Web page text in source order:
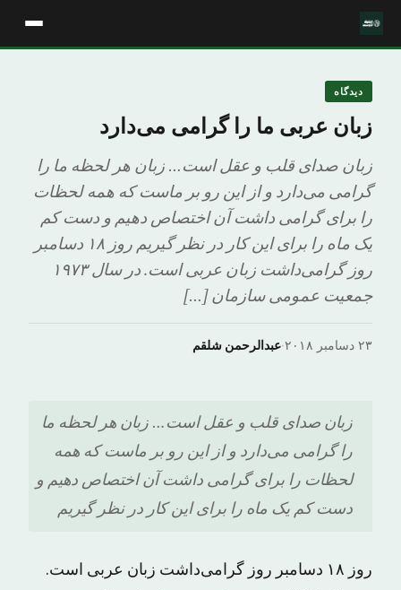
دیدگاه
زبان عربی ما را گرامی می‌دارد
زبان صدای قلب و عقل است… زبان هر لحظه ما را
گرامی می‌دارد و از این رو بر ماست که همه لحظات
را برای گرامی داشت آن اختصاص دهیم و دست کم
یک ماه را برای این کار در نظر گیریم روز ۱۸ دسامبر
روز گرامی‌داشت زبان عربی است. در سال ۱۹۷۳
جمعیت عمومی سازمان […]
عبدالرحمن شلقم· ۲۳ دسامبر ۲۰۱۸
زبان صدای قلب و عقل است… زبان هر لحظه ما
را گرامی می‌دارد و از این رو بر ماست که همه
لحظات را برای گرامی داشت آن اختصاص دهیم و
دست کم یک ماه را برای این کار در نظر گیریم
روز ۱۸ دسامبر روز گرامی‌داشت زبان عربی است.